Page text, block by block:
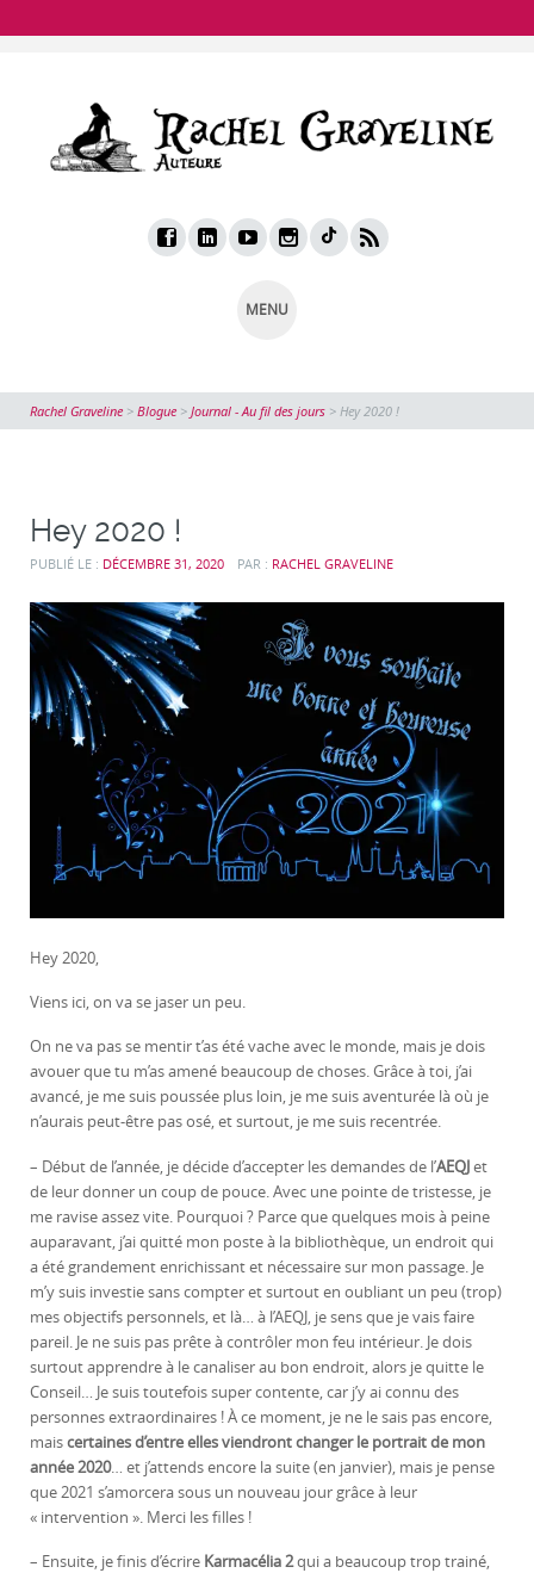
MENU
Rachel Graveline > Blogue > Journal - Au fil des jours > Hey 2020 !
Hey 2020 !
PUBLIÉ LE : DÉCEMBRE 31, 2020 PAR : RACHEL GRAVELINE
Hey 2020,
Viens ici, on va se jaser un peu.
On ne va pas se mentir t’as été vache avec le monde, mais je dois
avouer que tu m’as amené beaucoup de choses. Grâce à toi, j’ai
avancé, je me suis poussée plus loin, je me suis aventurée là où je
n’aurais peut-être pas osé, et surtout, je me suis recentrée.
– Début de l’année, je décide d’accepter les demandes de l’AEQJet
de leur donner un coup de pouce. Avec une pointe de tristesse, je
me ravise assez vite. Pourquoi ? Parce que quelques mois à peine
auparavant, j’ai quitté mon poste à la bibliothèque, un endroit qui
a été grandement enrichissant et nécessaire sur mon passage. Je
m’y suis investie sans compter et surtout en oubliant un peu (trop)
mes objectifs personnels, et là… à l’AEQJ, je sens que je vais faire
pareil. Je ne suis pas prête à contrôler mon feu intérieur. Je dois
surtout apprendre à le canaliser au bon endroit, alors je quitte le
Conseil… Je suis toutefois super contente, car j’y ai connu des
personnes extraordinaires ! À ce moment, je ne le sais pas encore,
maiscertaines d’entre elles viendront changer le portrait de mon
année 2020… et j’attends encore la suite (en janvier), mais je pense
que 2021 s’amorcera sous un nouveau jour grâce à leur
« intervention ». Merci les filles !
– Ensuite, je finis d’écrire Karmacélia 2qui a beaucoup trop trainé,